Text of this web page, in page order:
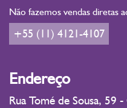
Não fazemos vendas diretas
+55 (11) 4121-4107
Endereço
Rua Tomé de Sousa, 59